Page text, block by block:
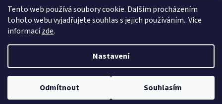
Tento web používá soubory cookie. Dalším procházením
tohoto webu vyjadřujete souhlas s jejich používáním.. Více
informacízde.
Nastavení
Odmítnout Souhlasím
Podmínky ochrany osobních údajů
Copyright 2026La Zmrzka. Všechna práva vyhrazena.